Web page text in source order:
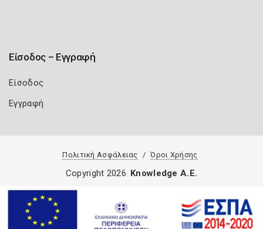
Είσοδος – Εγγραφή
Είσοδος
Εγγραφή
Πολιτική Ασφάλειας Όροι Χρήσης
Copyright 2026 Knowledge A.E.